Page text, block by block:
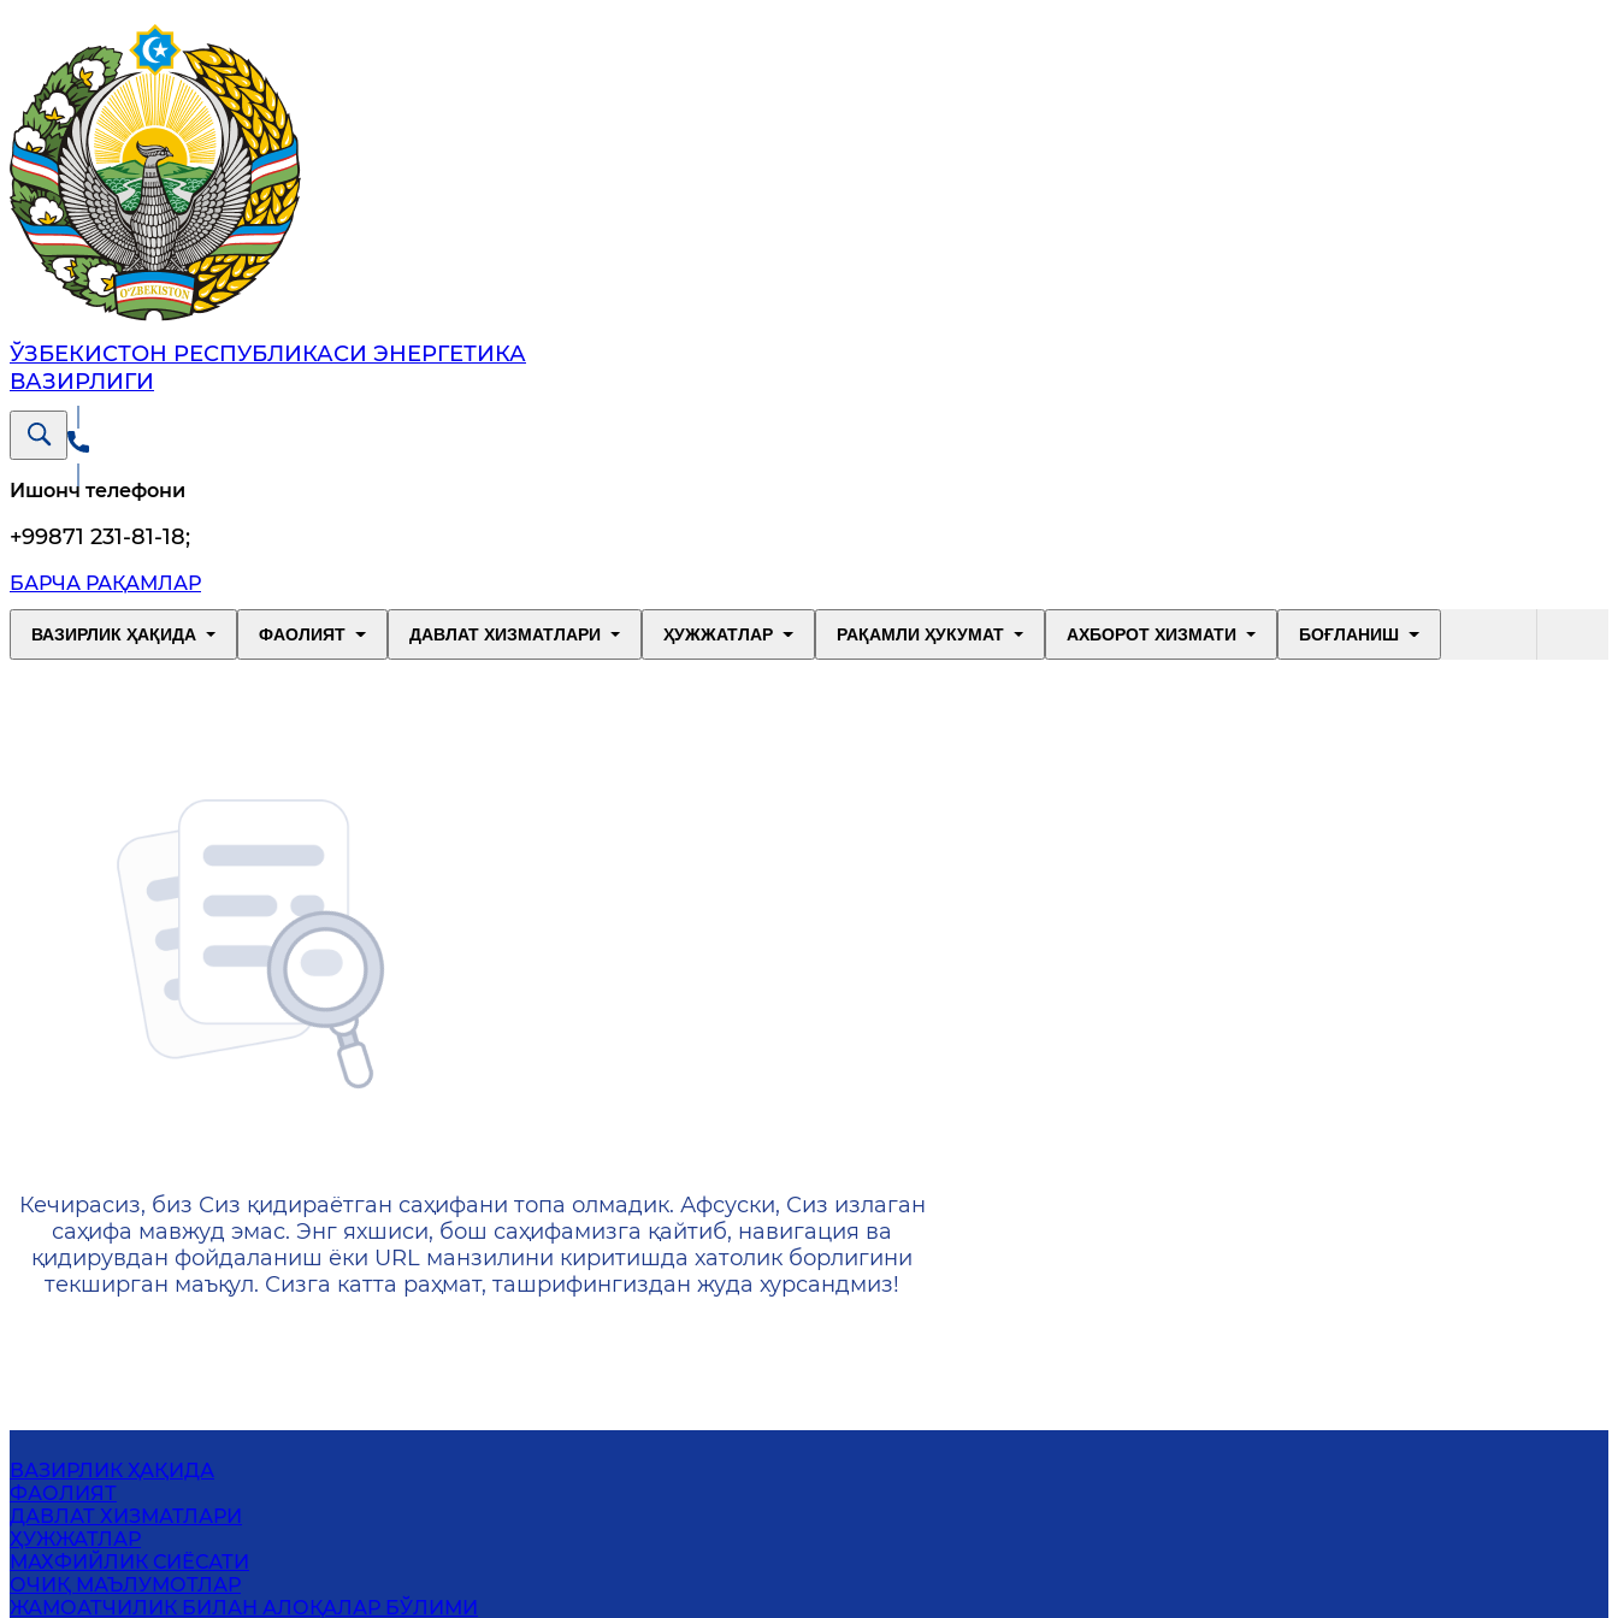
ЎЗБЕКИСТОН РЕСПУБЛИКАСИ ЭНЕРГЕТИКА
ВАЗИРЛИГИ
Ишонч телефони
+99871 231-81-18;
БАРЧА РАҚАМЛАР
ВАЗИРЛИК ҲАҚИДА ФАОЛИЯТ ДАВЛАТ ХИЗМАТЛАРИ ҲУЖЖАТЛАР РАҚАМЛИ ҲУКУМАТ АХБОРОТ ХИЗМАТИ БОҒЛАНИШ
404 — Страница не найдена
Кечирасиз, биз Сиз қидираётган саҳифани топа олмадик. Афсуски, Сиз излаган
саҳифа мавжуд эмас. Энг яхшиси, бош саҳифамизга қайтиб, навигация ва
қидирувдан фойдаланиш ёки URL манзилини киритишда хатолик борлигини
текширган маъқул. Сизга катта раҳмат, ташрифингиздан жуда хурсандмиз!
ВАЗИРЛИК ҲАҚИДА
ФАОЛИЯТ
ДАВЛАТ ХИЗМАТЛАРИ
ҲУЖЖАТЛАР
МАХФИЙЛИК СИЁСАТИ
ОЧИҚ МАЪЛУМОТЛАР
ЖАМОАТЧИЛИК БИЛАН АЛОҚАЛАР БЎЛИМИ